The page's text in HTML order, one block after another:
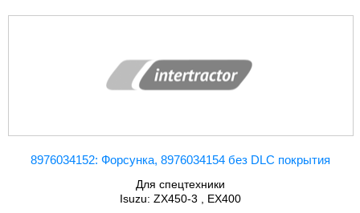
8976034152: Форсунка, 8976034154 без DLC покрытия
Для спецтехники
Isuzu: ZX450-3 , EX400